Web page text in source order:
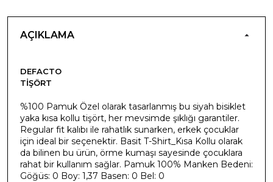
AÇIKLAMA
DEFACTO
TIŞÖRT
%100 Pamuk Özel olarak tasarlanmış bu siyah bisiklet
yaka kısa kollu tişört, her mevsimde şıklığı garantiler.
Regular fit kalıbı ile rahatlık sunarken, erkek çocuklar
için ideal bir seçenektir. Basit T-Shirt_Kısa Kollu olarak
da bilinen bu ürün, örme kumaşı sayesinde çocuklara
rahat bir kullanım sağlar. Pamuk 100% Manken Bedeni:
Göğüs: 0 Boy: 1,37 Basen: 0 Bel: 0